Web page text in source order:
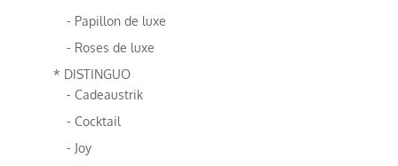
- Papillon de luxe
- Roses de luxe
* DISTINGUO
- Cadeaustrik
- Cocktail
- Joy